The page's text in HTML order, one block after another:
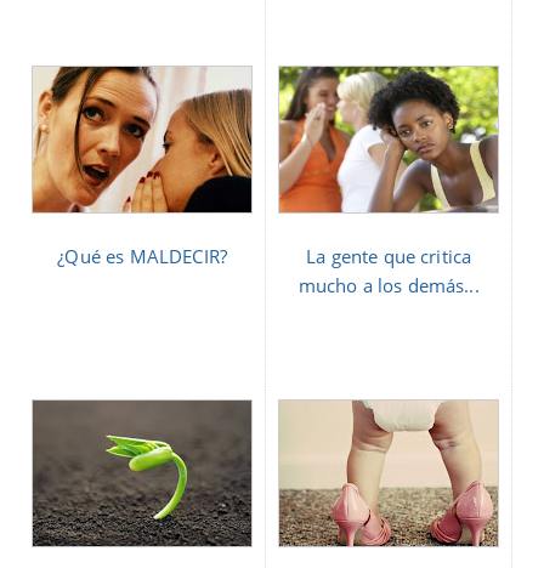
¿Qué es MALDECIR?
La gente que critica
mucho a los demás...